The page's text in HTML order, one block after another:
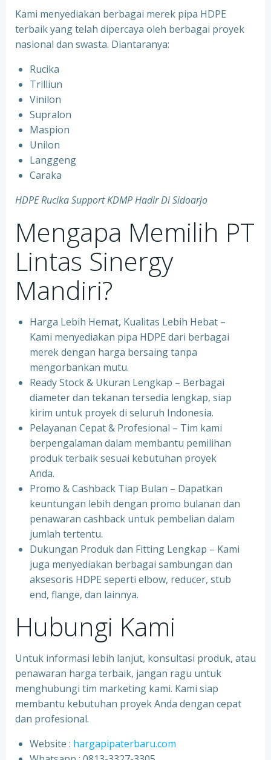
Kami menyediakan berbagai merek pipa HDPE
terbaik yang telah dipercaya oleh berbagai proyek
nasional dan swasta. Diantaranya:
Rucika
Trilliun
Vinilon
Supralon
Maspion
Unilon
Langgeng
Caraka
HDPE Rucika Support KDMP Hadir Di Sidoarjo
Mengapa Memilih PT
Lintas Sinergy
Mandiri?
Harga Lebih Hemat, Kualitas Lebih Hebat –
Kami menyediakan pipa HDPE dari berbagai
merek dengan harga bersaing tanpa
mengorbankan mutu.
Ready Stock & Ukuran Lengkap – Berbagai
diameter dan tekanan tersedia lengkap, siap
kirim untuk proyek di seluruh Indonesia.
Pelayanan Cepat & Profesional – Tim kami
berpengalaman dalam membantu pemilihan
produk terbaik sesuai kebutuhan proyek
Anda.
Promo & Cashback Tiap Bulan – Dapatkan
keuntungan lebih dengan promo bulanan dan
penawaran cashback untuk pembelian dalam
jumlah tertentu.
Dukungan Produk dan Fitting Lengkap – Kami
juga menyediakan berbagai sambungan dan
aksesoris HDPE seperti elbow, reducer, stub
end, flange, dan lainnya.
Hubungi Kami
Untuk informasi lebih lanjut, konsultasi produk, atau
penawaran harga terbaik, jangan ragu untuk
menghubungi tim marketing kami. Kami siap
membantu kebutuhan proyek Anda dengan cepat
dan profesional.
Website : hargapipaterbaru.com